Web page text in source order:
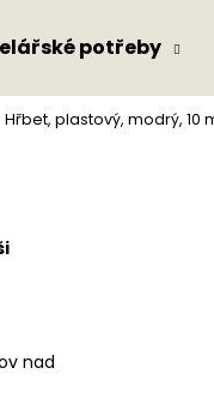
potřeby
Hřbet, plastový, modrý, 10
nad
Co